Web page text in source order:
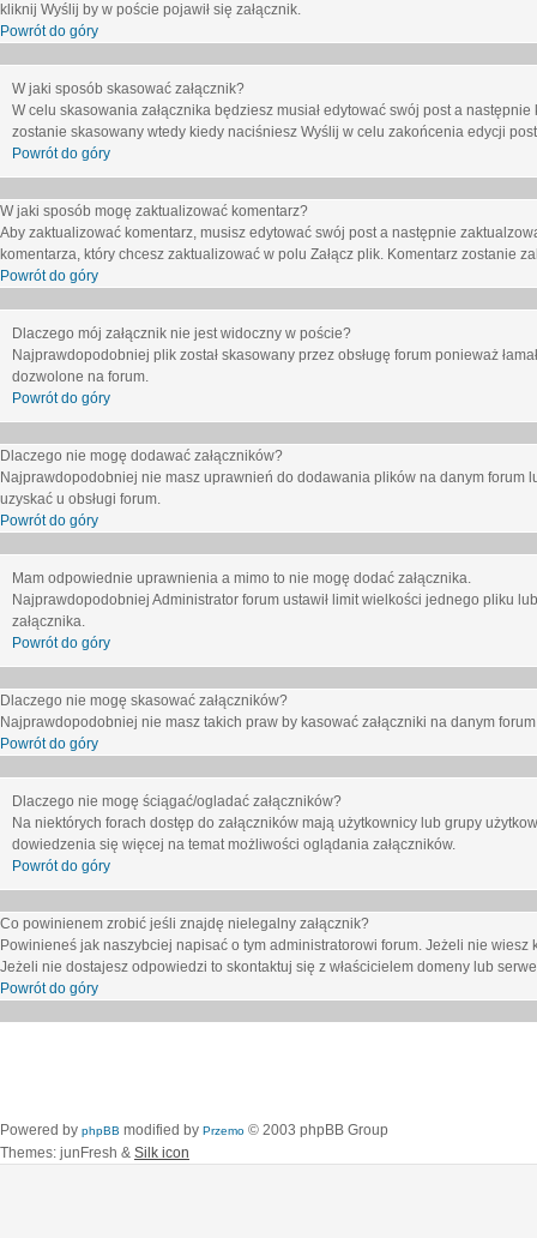
kliknij Wyślij by w poście pojawił się załącznik.
Powrót do góry
W jaki sposób skasować załącznik?
W celu skasowania załącznika będziesz musiał edytować swój post a
zostanie skasowany wtedy kiedy naciśniesz Wyślij w celu zakońcenia edycji
Powrót do góry
W jaki sposób mogę zaktualizować komentarz?
Aby zaktualizować komentarz, musisz edytować swój post a następnie
komentarza, który chcesz zaktualizować w polu Załącz plik. Komentarz zostanie
Powrót do góry
Dlaczego mój załącznik nie jest widoczny w poście?
Najprawdopodobniej plik został skasowany przez obsługę forum ponieważ
dozwolone na forum.
Powrót do góry
Dlaczego nie mogę dodawać załączników?
Najprawdopodobniej nie masz uprawnień do dodawania plików na danym forum
uzyskać u obsługi forum.
Powrót do góry
Mam odpowiednie uprawnienia a mimo to nie mogę dodać załącznika.
Najprawdopodobniej Administrator forum ustawił limit wielkości jednego pliku
załącznika.
Powrót do góry
Dlaczego nie mogę skasować załączników?
Najprawdopodobniej nie masz takich praw by kasować załączniki na danym
Powrót do góry
Dlaczego nie mogę ściągać/ogladać załączników?
Na niektórych forach dostęp do załączników mają użytkownicy lub grupy
dowiedzenia się więcej na temat możliwości oglądania załączników.
Powrót do góry
Co powinienem zrobić jeśli znajdę nielegalny załącznik?
Powinieneś jak naszybciej napisać o tym administratorowi forum. Jeżeli nie
Jeżeli nie dostajesz odpowiedzi to skontaktuj się z właścicielem domeny lub
Powrót do góry
Powered by phpBB modified by Przemo © 2003 phpBB Group
Themes: junFresh & Silk icon